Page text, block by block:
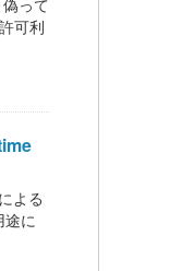
って
可利
よる
に